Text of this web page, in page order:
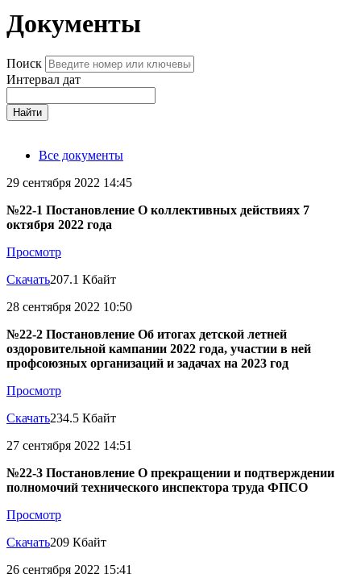
Документы
Поиск
Интервал дат
Найти
Все документы
29 сентября 2022 14:45
№22-1 Постановление О коллективных действиях 7
октября 2022 года
Просмотр
Скачать207.1 Кбайт
28 сентября 2022 10:50
№22-2 Постановление Об итогах детской летней
оздоровительной кампании 2022 года, участии в ней
профсоюзных организаций и задачах на 2023 год
Просмотр
Скачать234.5 Кбайт
27 сентября 2022 14:51
№22-3 Постановление О прекращении и подтверждении
полномочий технического инспектора труда ФПСО
Просмотр
Скачать209 Кбайт
26 сентября 2022 15:41